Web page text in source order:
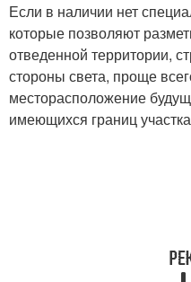
Если в наличии нет
которые позволяют
отведенной территории,
стороны света, проще
месторасположение
имеющихся границ